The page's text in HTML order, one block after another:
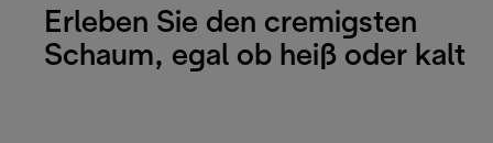
Erleben Sie den cremigsten
Schaum, egal ob heiß oder kalt